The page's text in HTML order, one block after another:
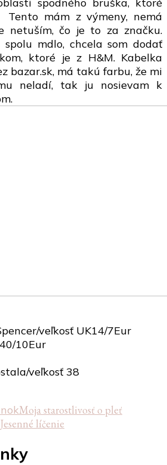
Tento mám z výmeny, nemá
netuším, čo je to za značku.
mdlo, chcela som dodať
ktoré je z H&M. Kabelka
bazar.sk, má takú farbu, že mi
neladí, tak ju nosievam k
veľkosť UK14/7Eur
10Eur
veľkosť 38
Moja starostlivosť o pleť
Jesenné líčenie